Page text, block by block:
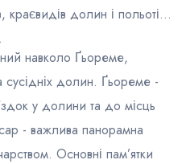
долин і польотів
навколо Ґьореме,
сусідніх долин. Ґьореме -
у долини та до місць
- важлива панорамна
Основні пам’ятки